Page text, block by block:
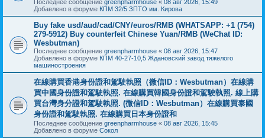
Последнее сообщение greenpharmhouse « 08 авг 2026, 15:49
Добавлено в форуме КПМ 32/5 ЗПТО им. Кирова
Buy fake usd/aud/cad/CNY/euros/RMB (WHATSAPP: +1 (754)
279-5912) Buy counterfeit Chinese Yuan/RMB (WeChat ID:
Wesbutman)
Последнее сообщение greenpharmhouse « 08 авг 2026, 15:47
Добавлено в форуме КПМ 40-27-10,5 Ждановский завод тяжелого
машиностроения
在線購買香港身份證和駕駛執照（微信ID：Wesbutman）在線購
買中國身份證和駕駛執照. 在線購買韓國身份證和駕駛執照. 線上購
買台灣身分證和駕駛執照. (微信ID：Wesbutman）在線購買泰國
身份證和駕駛執照. 在線購買日本身份證和
Последнее сообщение greenpharmhouse « 08 авг 2026, 15:45
Добавлено в форуме Сокол